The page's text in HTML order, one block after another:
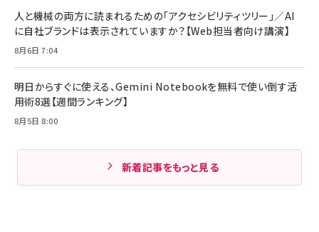
人と機械の両方に読まれるための「アクセシビリティツリー」／AI
に自社ブランドは表示されていますか？【Web担当者向け講演】
8月6日 7:04
明日からすぐに使える、Gemini Notebookを無料で使い倒す活
用術8選【週間ランキング】
8月5日 8:00
新着記事をもっと見る